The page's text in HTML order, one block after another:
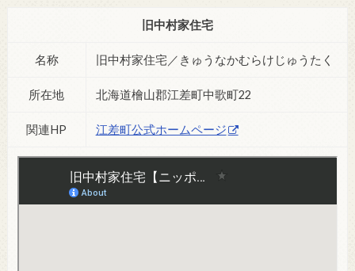
旧中村家住宅
名称 旧中村家住宅／きゅうなかむらけじゅうたく
所在地 北海道檜山郡江差町中歌町22
関連HP 江差町公式ホームページ